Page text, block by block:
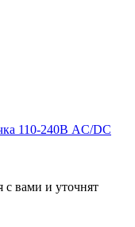
110-240В AC/DC
с вами и уточнят